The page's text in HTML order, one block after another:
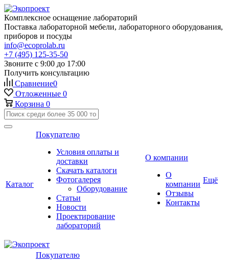
Комплексное оснащение лабораторий
Поставка лабораторной мебели, лабораторного оборудования,
приборов и посуды
info@ecoprolab.ru
+7 (495) 125-35-50
Звоните с 9:00 до 17:00
Получить консультацию
Сравнение0
Отложенные 0
Корзина 0
Каталог
Покупателю
Условия оплаты и
доставки
Скачать каталоги
Фотогалерея
Оборудование
Статьи
Новости
Проектирование
лабораторий
О компании
О
компании
Отзывы
Контакты
Ещё
Покупателю